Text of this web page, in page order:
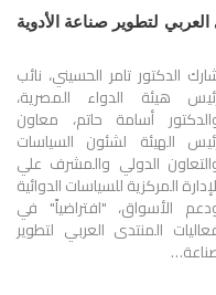
لتطوير صناعة الأدوية
الدكتور تامر الحسيني، نائب
هيئة الدواء المصرية،
أسامة حاتم، معاون
الهيئة لشئون السياسات
الدولي والمشرف علي
المركزية للسياسات الدوائية
الأسواق، "افتراضياً" في
المنتدى العربي لتطوير